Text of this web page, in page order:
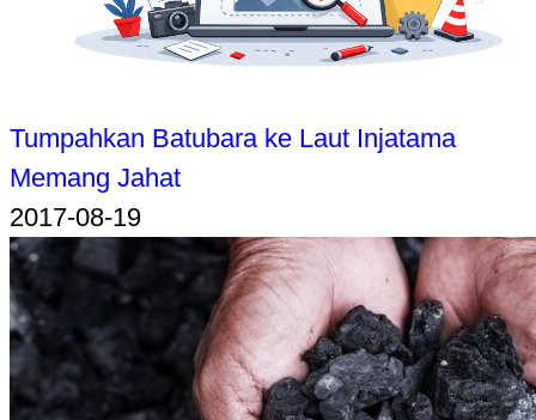
Tumpahkan Batubara ke Laut Injatama
Memang Jahat
2017-08-19